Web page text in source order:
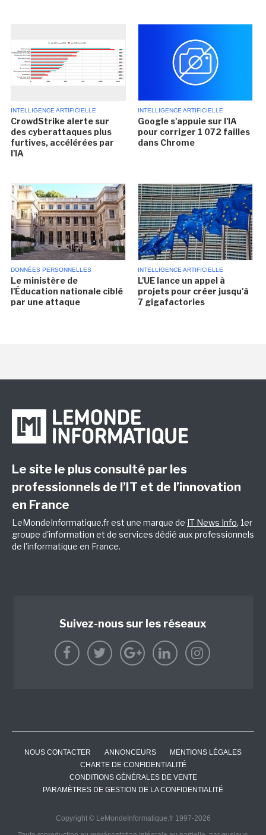
INTELLIGENCE ARTIFICIELLE
CrowdStrike alerte sur
des cyberattaques plus
furtives, accélérées par
l'IA
INTELLIGENCE ARTIFICIELLE
Google s'appuie sur l'IA
pour corriger 1 072 failles
dans Chrome
DONNÉES PERSONNELLES
Le ministère de
l'Éducation nationale ciblé
par une attaque
INTELLIGENCE ARTIFICIELLE
L'UE lance un appel à
projets pour créer jusqu'à
7 gigafactories
Le site le plus consulté par les
professionnels de l’IT et de l’innovation
en France
LeMondeInformatique.fr est une marque de IT News Info, 1er
groupe d'information et de services dédié aux professionnels
de l'informatique en France.
Suivez-nous sur les réseaux
NOUS CONTACTER ANNONCEURS
MENTIONS LÉGALES
CHARTE DE CONFIDENTIALITÉ
CONDITIONS GÉNÉRALES DE VENTE
PARAMÈTRES DE GESTION DE LA CONFIDENTIALITÉ
Copyright © LeMondeInformatique.fr 1997-2026